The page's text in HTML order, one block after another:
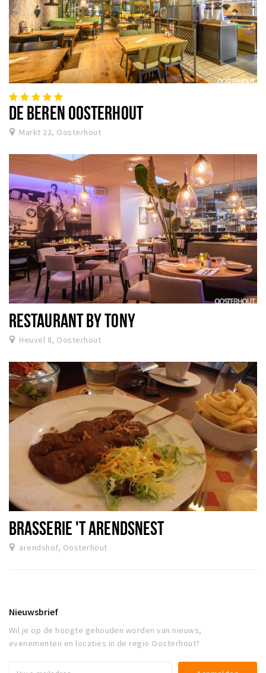
DE BEREN OOSTERHOUT
Markt 22, Oosterhout
RESTAURANT BY TONY
Heuvel 8, Oosterhout
BRASSERIE 'T ARENDSNEST
arendshof, Oosterhout
Nieuwsbrief
Wil je op de hoogte gehouden worden van nieuws,
evenementen en locaties in de regio Oosterhout?